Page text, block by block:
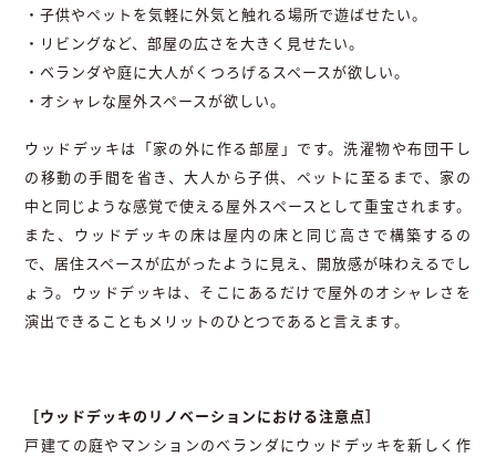
・子供やペットを気軽に外気と触れる場所で遊ばせたい。
・リビングなど、部屋の広さを大きく見せたい。
・ベランダや庭に大人がくつろげるスペースが欲しい。
・オシャレな屋外スペースが欲しい。
ウッドデッキは「家の外に作る部屋」です。洗濯物や布団干し
の移動の手間を省き、大人から子供、ペットに至るまで、家の
中と同じような感覚で使える屋外スペースとして重宝されます。
また、ウッドデッキの床は屋内の床と同じ高さで構築するの
で、居住スペースが広がったように見え、開放感が味わえるでし
ょう。ウッドデッキは、そこにあるだけで屋外のオシャレさを
演出できることもメリットのひとつであると言えます。
［ウッドデッキのリノベーションにおける注意点］
戸建ての庭やマンションのベランダにウッドデッキを新しく作